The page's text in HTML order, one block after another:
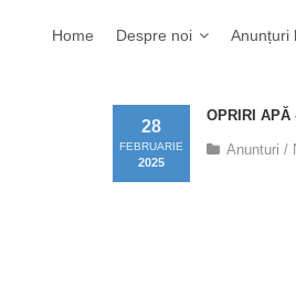
Home Despre noi Anunțuri
OPRIRI APĂ
28
FEBRUARIE
2025
Anunturi /